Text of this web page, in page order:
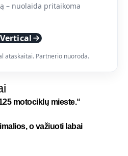
– nuolaida pritaikoma
ataskaitai. Partnerio nuoroda.
motociklų mieste.“
o važiuoti labai